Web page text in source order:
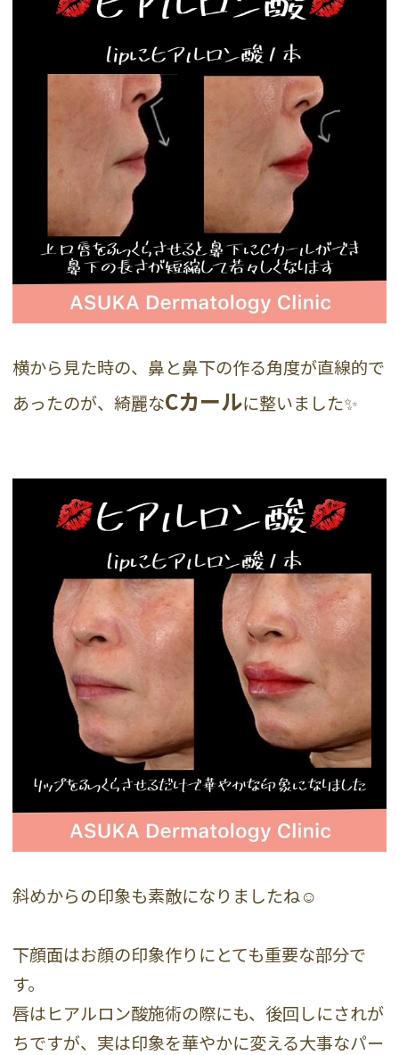
横から見た時の、鼻と鼻下の作る角度が直線的で
あったのが、綺麗なCカールに整いました✨
斜めからの印象も素敵になりましたね☺️
下顔面はお顔の印象作りにとても重要な部分で
す。
唇はヒアルロン酸施術の際にも、後回しにされが
ちですが、実は印象を華やかに変える大事なパー